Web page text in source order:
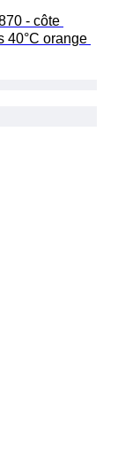
- côte
40°C orange